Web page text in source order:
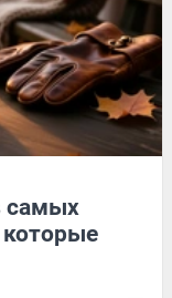
самых
которые